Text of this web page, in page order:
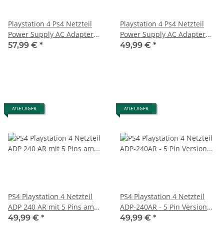
Playstation 4 Ps4 Netzteil
Power Supply AC Adapter
N14-200P1A - 4 pin CUH
57,99 € *
Playstation 4 Ps4 Netzteil
Power Supply AC Adapter
N14-200P1A / ADP-200ER - 4
49,99 € *
AUF LAGER
PS4 Playstation 4 Netzteil
ADP 240 AR mit 5 Pins am
Stecker generalüberholt
49,99 € *
AUF LAGER
PS4 Playstation 4 Netzteil
ADP-240AR - 5 Pin Version
für PS4 CUH-1004A
49,99 € *